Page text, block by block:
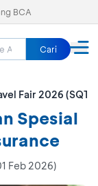
BCA
Cari
Fair 2026
Spesial
Feb 2026)